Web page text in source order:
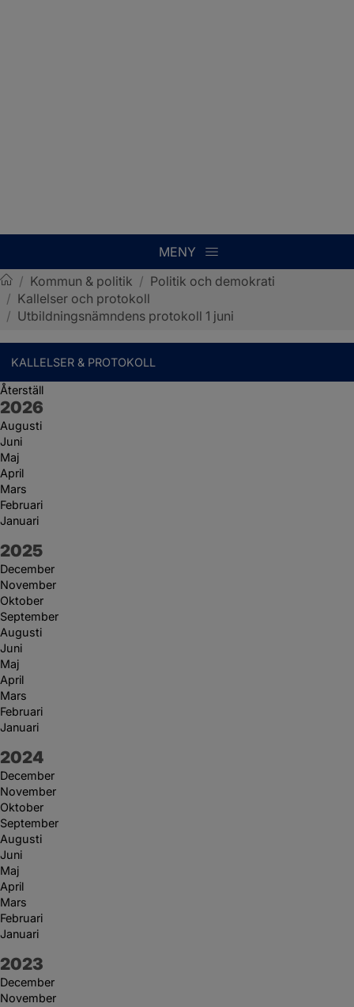
MENY
Sotenäs kommun
/ Kommun & politik / Politik och demokrati
/ Kallelser och protokoll
/ Utbildningsnämndens protokoll 1 juni
KALLELSER & PROTOKOLL
Återställ
År:
2026
Augusti
Juni
Maj
April
Mars
Februari
Januari
År:
2025
December
November
Oktober
September
Augusti
Juni
Maj
April
Mars
Februari
Januari
År:
2024
December
November
Oktober
September
Augusti
Juni
Maj
April
Mars
Februari
Januari
År:
2023
December
November